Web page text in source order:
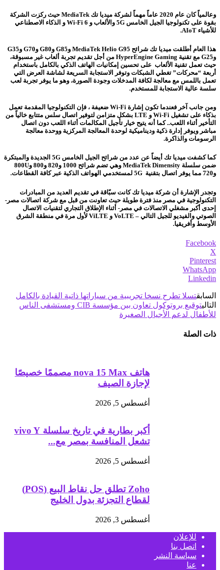
وعالمياً كان عام 2020 عاماً مهماً لشركة ميديا تك MediaTek حيث ركزت الشركة
بقوة على تكنولوجيا الجيل الخامس 5G والألعاب و Wi-Fi 6 و الذكاء الاصطناعي
للأشياء AIoT.
هذا العام أطلقت ميديا تك شرائح MediaTek Helio G95 وG85 وG80 وG70 وG35
وG25 مع تقنية HyperEngine Gaming من أجل تقديم تجربة ألعاب غير مسبوقة،
حيث تعمل تقنية الألعاب على تحسين إمكانيات الهاتف الذكي بالكامل باستخدام
أربعة “محركات” تغطي الشبكات وتوفر الاستجابة السريعة لشاشة العرض التي
تعمل باللمس مع معالجة لكافة المدخلات وجودة الصورة، وهو ما يوفر تجربة لعب
سلسة عالية الاستجابة للمستخدم.
ومن جانب آخر فعندما تكون إشارة Wi-Fi ضعيفة ، فإن التكنولوجيا المقدمة تعمل
بذكاء على تشغيل Wi-Fi و LTE بشكل متزامن لتوفير اتصال سلس متتابع خالياً من
التأخير أثناء اللعب.. كما أنه يتيح خيار تأجيل المكالمات أثناء اللعب دون اتصال
مباشر ويوفر إدارة ذكية وديناميكية لوحدة المعالجة المركزية ووحدة معالجة
الرسومات والذاكرة.
كما كشفت ميديا تك أيضاً عن عدد من شرائح الجيل الخامس 5G الجديدة والمبتكرة
ضمن سلسلة MediaTek Dimensity وهي تضم شرائح 1000 و820 و800 و800U
و720 مما يوفر اتصال بتقنية 5G لمستخدمي الهواتف الذكية عبر كافة القطاعات.
وتجدر الإشارة أن شركة ميديا تك كانت سبّاقة في تقديم العديد من المبادرات
التكنولوجية في مصر منذ فترة طويلة حيث تعاونت من قبل مع شركة اتصالات مصر-
إحدى أكبر مشغلي الاتصالات في مصر- أثناء الإطلاق التجاري لتقنيات الاتصال
الصوتي والفيديو للجيل التالي – VoLTE و ViLTE لأول مرة في منطقة الشرق
الأوسط وأفريقيا.
Facebook
X
Pinterest
WhatsApp
Linkedin
السابقتسلا تطرح نسخا تجريبية من سياراتها ذاتية القيادة بالكامل
التالي
توقيع بروتوكول تعاون بين مؤسسة CIB ومستشفى الناس
للأطفال لدعم الأجيال الصغيرة
ذات الصلة
هاتف nova 15 Max مصممًا خصيصًا
لإجازة الصيف
أغسطس 5, 2026
أكبر بطارية في تاريخ سلسلة vivo Y
تشعل المنافسة بمصر مع...
أغسطس 5, 2026
Zoho تطلق حل نقاط البيع (POS)
لقطاع التجزئة بدول الخليج
أغسطس 3, 2026
للإعلان
اتصل بنا
سياسة النشر
عنا